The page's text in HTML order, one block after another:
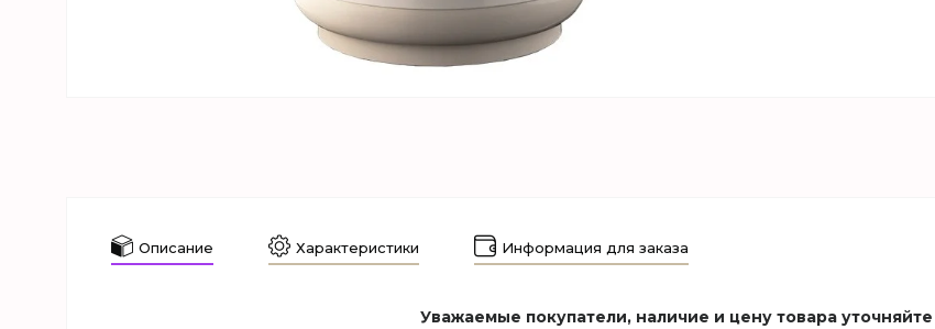
Описание Характеристики Информация для заказа
Уважаемые покупатели, наличие и цену товара